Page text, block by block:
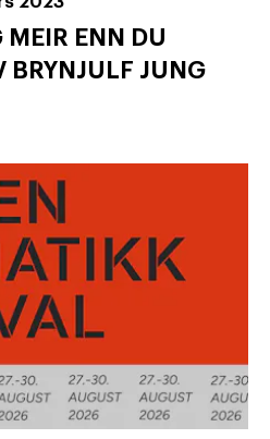
MEIR ENN DU
BRYNJULF JUNG